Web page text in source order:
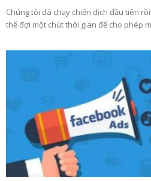
Chúng tôi đã chạy chiến dịch đầu tiên
thể đợi một chút thời gian để cho phép